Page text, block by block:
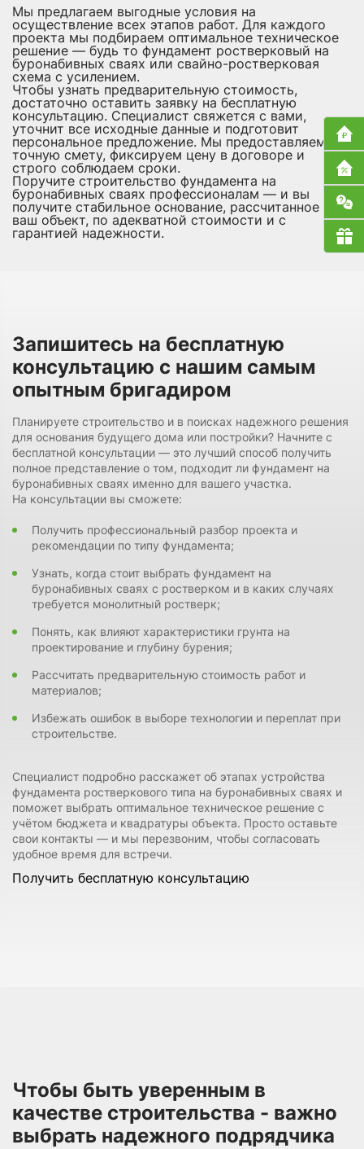
Мы предлагаем выгодные условия на
осуществление всех этапов работ. Для каждого
проекта мы подбираем оптимальное техническое
решение — будь то фундамент ростверковый на
буронабивных сваях или свайно-ростверковая
схема с усилением.
Чтобы узнать предварительную стоимость,
достаточно оставить заявку на бесплатную
консультацию. Специалист свяжется с вами,
уточнит все исходные данные и подготовит
персональное предложение. Мы предоставляем
точную смету, фиксируем цену в договоре и
строго соблюдаем сроки.
Поручите строительство фундамента на
буронабивных сваях профессионалам — и вы
получите стабильное основание, рассчитанное под
ваш объект, по адекватной стоимости и с
гарантией надежности.
Запишитесь на бесплатную
консультацию с нашим самым
опытным бригадиром
Планируете строительство и в поисках надежного решения
для основания будущего дома или постройки? Начните с
бесплатной консультации — это лучший способ получить
полное представление о том, подходит ли фундамент на
буронабивных сваях именно для вашего участка.
На консультации вы сможете:
Получить профессиональный разбор проекта и
рекомендации по типу фундамента;
Узнать, когда стоит выбрать фундамент на
буронабивных сваях с ростверком и в каких случаях
требуется монолитный ростверк;
Понять, как влияют характеристики грунта на
проектирование и глубину бурения;
Рассчитать предварительную стоимость работ и
материалов;
Избежать ошибок в выборе технологии и переплат при
строительстве.
Специалист подробно расскажет об этапах устройства
фундамента ростверкового типа на буронабивных сваях и
поможет выбрать оптимальное техническое решение с
учётом бюджета и квадратуры объекта. Просто оставьте
свои контакты — и мы перезвоним, чтобы согласовать
удобное время для встречи.
Получить бесплатную консультацию
Чтобы быть уверенным в
качестве строительства - важно
выбрать надежного подрядчика